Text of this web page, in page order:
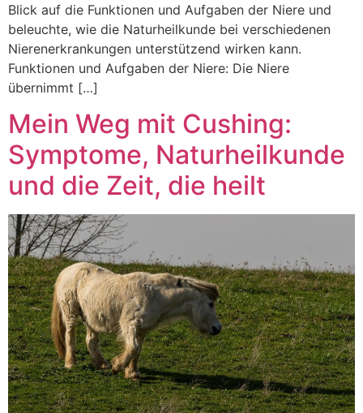
Blick auf die Funktionen und Aufgaben der Niere und
beleuchte, wie die Naturheilkunde bei verschiedenen
Nierenerkrankungen unterstützend wirken kann.
Funktionen und Aufgaben der Niere: Die Niere
übernimmt […]
Mein Weg mit Cushing:
Symptome, Naturheilkunde
und die Zeit, die heilt